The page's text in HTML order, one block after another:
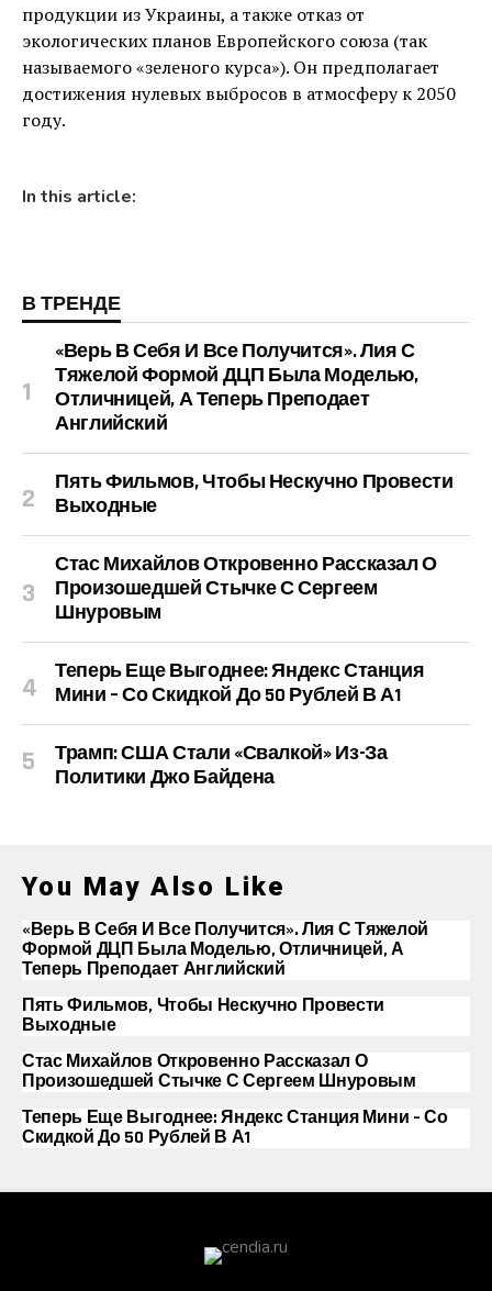
продукции из Украины, а также отказ от
экологических планов Европейского союза (так
называемого «зеленого курса»). Он предполагает
достижения нулевых выбросов в атмосферу к 2050
году.
In this article:
В ТРЕНДЕ
«Верь В Себя И Все Получится». Лия С
Тяжелой Формой ДЦП Была Моделью,
Отличницей, А Теперь Преподает
Английский
Пять Фильмов, Чтобы Нескучно Провести
Выходные
Стас Михайлов Откровенно Рассказал О
Произошедшей Стычке С Сергеем
Шнуровым
Теперь Еще Выгоднее: Яндекс Станция
Мини – Со Скидкой До 50 Рублей В А1
Трамп: США Стали «свалкой» Из-За
Политики Джо Байдена
You May Also Like
«Верь В Себя И Все Получится». Лия С Тяжелой
Формой ДЦП Была Моделью, Отличницей, А
Теперь Преподает Английский
Пять Фильмов, Чтобы Нескучно Провести
Выходные
Стас Михайлов Откровенно Рассказал О
Произошедшей Стычке С Сергеем Шнуровым
Теперь Еще Выгоднее: Яндекс Станция Мини – Со
Скидкой До 50 Рублей В А1